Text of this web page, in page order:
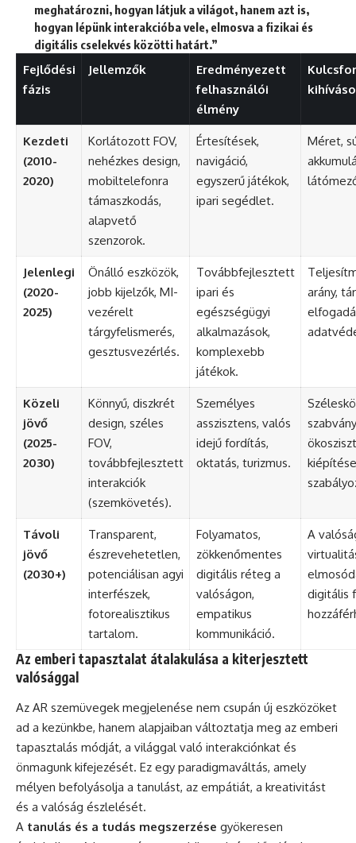
meghatározni, hogyan látjuk a világot, hanem azt is,
hogyan lépünk interakcióba vele, elmosva a fizikai és
digitális cselekvés közötti határt.”
Fejlődési
fázis
Jellemzők
Eredményezett
felhasználói
élmény
Kezdeti
(2010-
2020)
Korlátozott FOV,
nehézkes design,
mobiltelefonra
támaszkodás,
alapvető
szenzorok.
Értesítések,
navigáció,
egyszerű játékok,
ipari segédlet.
Méret,
Jelenlegi
(2020-
2025)
Önálló eszközök,
jobb kijelzők, MI-
vezérelt
tárgyfelismerés,
gesztusvezérlés.
Továbbfejlesztett
ipari és
egészségügyi
alkalmazások,
komplexebb
játékok.
arány,
Közeli
jövő
(2025-
2030)
Könnyű, diszkrét
design, széles
FOV,
továbbfejlesztett
interakciók
(szemkövetés).
Személyes
asszisztens, valós
idejű fordítás,
oktatás, turizmus.
Távoli
jövő
(2030+)
Transparent,
észrevehetetlen,
potenciálisan agyi
interfészek,
fotorealisztikus
tartalom.
Folyamatos,
zökkenőmentes
digitális réteg a
valóságon,
empatikus
kommunikáció.
A
digitális
Az emberi tapasztalat átalakulása a kiterjesztett
valósággal
Az AR szemüvegek megjelenése nem csupán új eszközöket
ad a kezünkbe, hanem alapjaiban változtatja meg az emberi
tapasztalás módját, a világgal való interakciónkat és
önmagunk kifejezését. Ez egy paradigmaváltás, amely
mélyen befolyásolja a tanulást, az empátiát, a kreativitást
és a valóság észlelését.
A tanulás és a tudás megszerzése gyökeresen